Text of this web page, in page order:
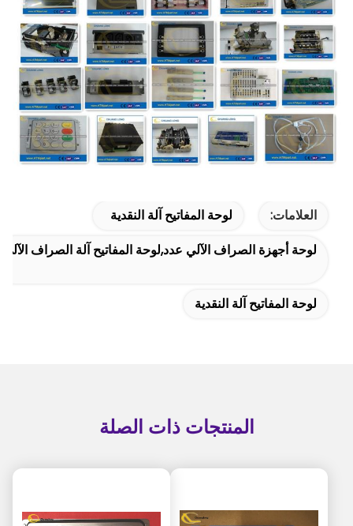
العلامات:
لوحة المفاتيح آلة النقدية
لوحة أجهزة الصراف الآلي عدد,لوحة المفاتيح آلة الصراف الآلي
لوحة المفاتيح آلة النقدية
المنتجات ذات الصلة